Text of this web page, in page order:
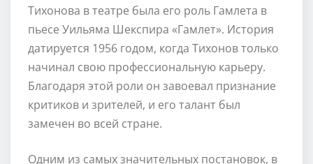
Тихонова в театре была его роль Гамлета в
пьесе Уильяма Шекспира «Гамлет». История
датируется 1956 годом, когда Тихонов только
начинал свою профессиональную карьеру.
Благодаря этой роли он завоевал признание
критиков и зрителей, и его талант был
замечен во всей стране.
Одним из самых значительных постановок, в